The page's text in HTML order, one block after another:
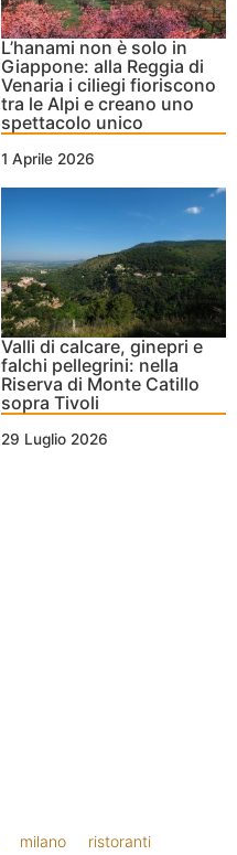
L’hanami non è solo in
Giappone: alla Reggia di
Venaria i ciliegi fioriscono
tra le Alpi e creano uno
spettacolo unico
1 Aprile 2026
Valli di calcare, ginepri e
falchi pellegrini: nella
Riserva di Monte Catillo
sopra Tivoli
29 Luglio 2026
milano ristoranti